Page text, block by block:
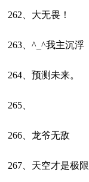
262、大无畏！
263、^_^我主沉浮
264、预测未来。
265、
266、龙爷无敌
267、天空才是极限